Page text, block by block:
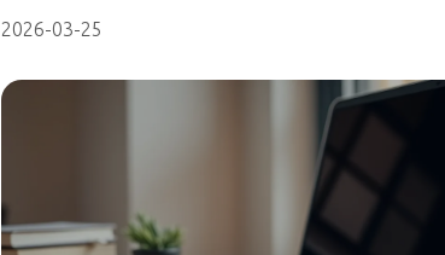
2026-03-25